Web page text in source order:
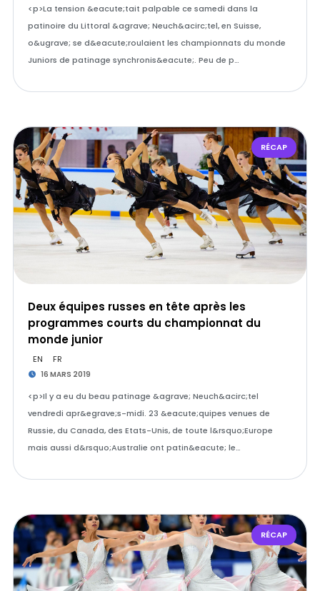
<p>La tension &eacute;tait palpable ce samedi dans la
patinoire du Littoral &agrave; Neuch&acirc;tel, en Suisse,
o&ugrave; se d&eacute;roulaient les championnats du monde
Juniors de patinage synchronis&eacute;. Peu de p…
RÉCAP
Deux équipes russes en tête après les
programmes courts du championnat du
monde junior
EN FR
16 MARS 2019
<p>Il y a eu du beau patinage &agrave; Neuch&acirc;tel
vendredi apr&egrave;s-midi. 23 &eacute;quipes venues de
Russie, du Canada, des Etats-Unis, de toute l&rsquo;Europe
mais aussi d&rsquo;Australie ont patin&eacute; le…
RÉCAP